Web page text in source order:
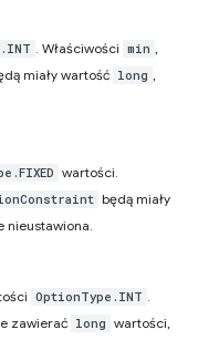
. Właściwości min ,
miały wartość long ,
wartości.
będą miały
nieustawiona.
OptionType.INT .
zawierać long wartości,